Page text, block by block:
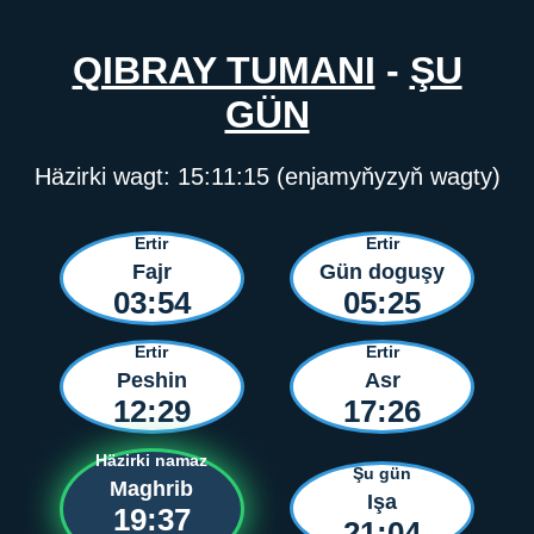
QIBRAY TUMANI - ŞU
GÜN
Häzirki wagt: 15:11:15(enjamyňyzyň wagty)
Ertir
Fajr
03:54
Ertir
Gün doguşy
05:25
Ertir
Peshin
12:29
Ertir
Asr
17:26
Häzirki namaz
Maghrib
19:37
Şu gün
Işa